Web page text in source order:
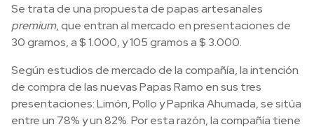
Se trata de una propuesta de papas artesanales
premium, que entran al mercado en presentaciones de
30 gramos, a $ 1.000, y 105 gramos a $ 3.000.
Según estudios de mercado de la compañía, la intención
de compra de las nuevas Papas Ramo en sus tres
presentaciones: Limón, Pollo y Paprika Ahumada, se sitúa
entre un 78% y un 82%. Por esta razón, la compañía tiene